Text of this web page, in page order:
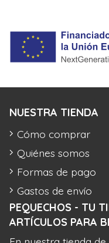
PEQUECHOS - TU
ARTÍCULOS PARA
NUESTRA TIENDA
Cómo comprar
Quiénes somos
Formas de pago
Gastos de envío